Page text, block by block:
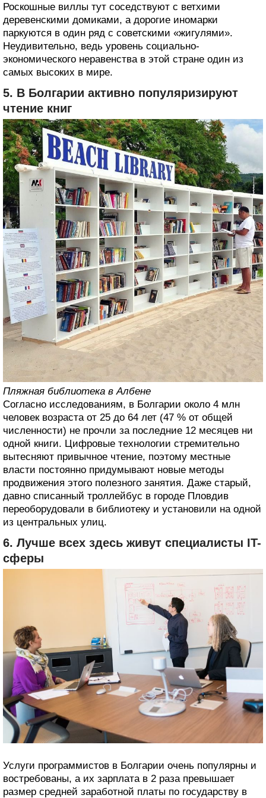
Роскошные виллы тут соседствуют с ветхими
деревенскими домиками, а дорогие иномарки
паркуются в один ряд с советскими «жигулями».
Неудивительно, ведь уровень социально-
экономического неравенства в этой стране один из
самых высоких в мире.
5. В Болгарии активно популяризируют
чтение книг
Пляжная библиотека в Албене
Согласно исследованиям, в Болгарии около 4 млн
человек возраста от 25 до 64 лет (47 % от общей
численности) не прочли за последние 12 месяцев ни
одной книги. Цифровые технологии стремительно
вытесняют привычное чтение, поэтому местные
власти постоянно придумывают новые методы
продвижения этого полезного занятия. Даже старый,
давно списанный троллейбус в городе Пловдив
переоборудовали в библиотеку и установили на одной
из центральных улиц.
6. Лучше всех здесь живут специалисты IT-
сферы
Услуги программистов в Болгарии очень популярны и
востребованы, а их зарплата в 2 раза превышает
размер средней заработной платы по государству в